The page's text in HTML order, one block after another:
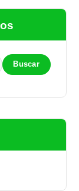
Buscar